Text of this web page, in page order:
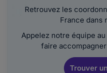
Retrouvez les
France dans
Appelez notre équipe au
faire accompagner
Trouver